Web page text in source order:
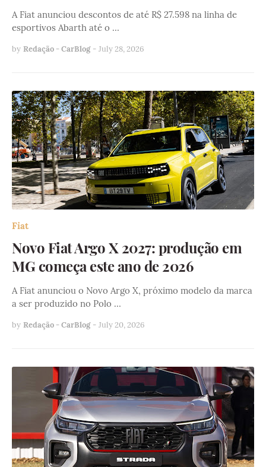
A Fiat anunciou descontos de até R$ 27.598 na linha de
esportivos Abarth até o …
by Redação - CarBlog - July 28, 2026
Fiat
Novo Fiat Argo X 2027: produção em
MG começa este ano de 2026
A Fiat anunciou o Novo Argo X, próximo modelo da marca
a ser produzido no Polo …
by Redação - CarBlog - July 20, 2026